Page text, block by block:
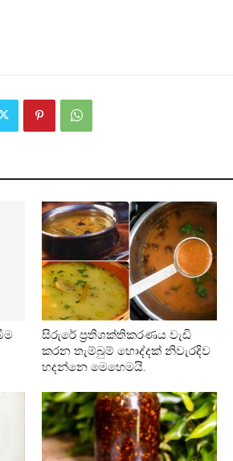
සිරුරේ ප්‍රතිශක්තිකරණය වැඩි
කරන තැම්බුම් හොද්දක් නිවැරදිව
හදන්නෙ මෙහෙමයි.